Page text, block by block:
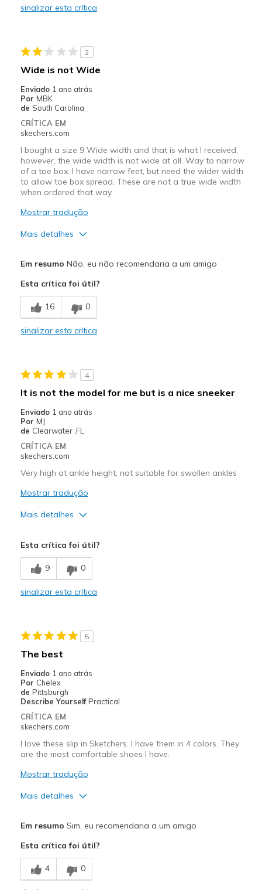
Melhores utilizações
Travel
Width
View On Shoes
Shoes are for Wearing
sinalizar esta crítica
2
Wide is not Wide
Enviado 1 ano atrás
Por MBK
de South Carolina
CRÍTICA EM
skechers.com
I bought a size 9 Wide width and that is what I received,
however, the wide width is not wide at all. Way to narrow
of a toe box. I have narrow feet, but need the wider width
to allow toe box spread. These are not a true wide width
when ordered that way.
Mostrar tradução
Mais detalhes
Em resumo Não, eu não recomendaria a um amigo
Esta crítica foi útil?
16 0
sinalizar esta crítica
4
It is not the model for me but is a nice sneeker
Enviado 1 ano atrás
Por MJ
de Clearwater ,FL
CRÍTICA EM
skechers.com
Very high at ankle height, not suitable for swollen ankles
Mostrar tradução
Mais detalhes
Esta crítica foi útil?
9 0
sinalizar esta crítica
5
The best
Enviado 1 ano atrás
Por Chelex
de Pittsburgh
Describe Yourself Practical
CRÍTICA EM
skechers.com
I love these slip in Sketchers. I have them in 4 colors. They
are the most comfortable shoes I have.
Mostrar tradução
Mais detalhes
Breathe Well
Comfortable
Em resumo Sim, eu recomendaria a um amigo
Esta crítica foi útil?
4 0